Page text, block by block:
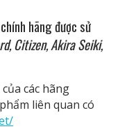
hãng được sử
Citizen, Akira Seiki,
các hãng
liên quan có